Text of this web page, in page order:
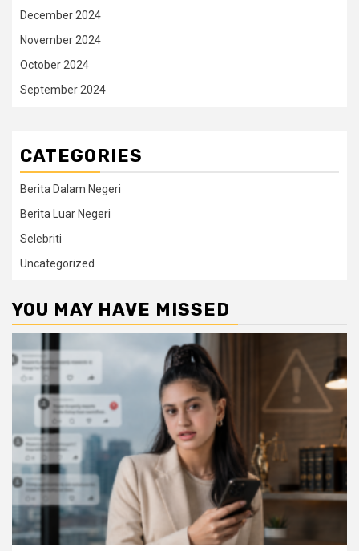
December 2024
November 2024
October 2024
September 2024
CATEGORIES
Berita Dalam Negeri
Berita Luar Negeri
Selebriti
Uncategorized
YOU MAY HAVE MISSED